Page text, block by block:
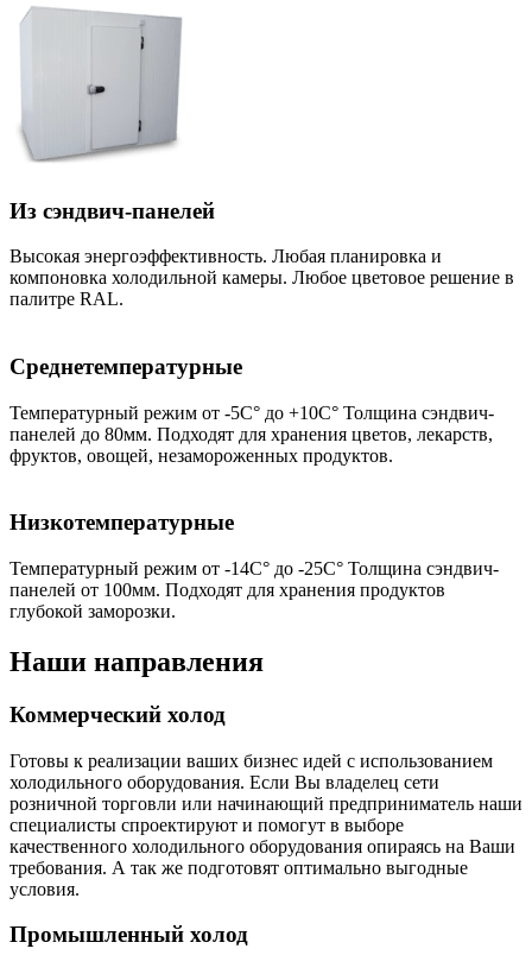
Из сэндвич-панелей
Высокая энергоэффективность. Любая планировка и
компоновка холодильной камеры. Любое цветовое решение в
палитре RAL.
Среднетемпературные
Температурный режим от -5С° до +10С° Толщина сэндвич-
панелей до 80мм. Подходят для хранения цветов, лекарств,
фруктов, овощей, незамороженных продуктов.
Низкотемпературные
Температурный режим от -14С° до -25С° Толщина сэндвич-
панелей от 100мм. Подходят для хранения продуктов
глубокой заморозки.
Наши направления
Коммерческий холод
Готовы к реализации ваших бизнес идей с использованием
холодильного оборудования. Если Вы владелец сети
розничной торговли или начинающий предприниматель наши
специалисты спроектируют и помогут в выборе
качественного холодильного оборудования опираясь на Ваши
требования. А так же подготовят оптимально выгодные
условия.
Промышленный холод